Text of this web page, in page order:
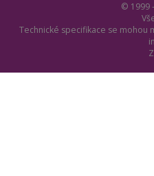
© 1999
Technické specifikace se mohou